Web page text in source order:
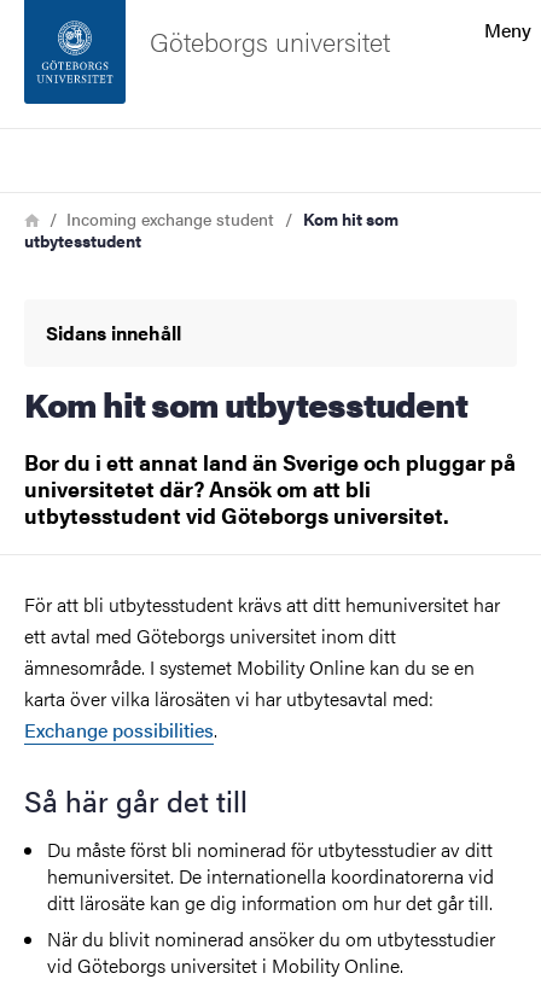
Sidfoten
Om webbplatsen
Meny
Göteborgs universitet
Länkstig
HemIncoming exchange student
Kom hit som
utbytesstudent
Sidans innehåll
Kom hit som utbytesstudent
Bor du i ett annat land än Sverige och pluggar på
universitetet där? Ansök om att bli
utbytesstudent vid Göteborgs universitet.
För att bli utbytesstudent krävs att ditt hemuniversitet har
ett avtal med Göteborgs universitet inom ditt
ämnesområde. I systemet Mobility Online kan du se en
karta över vilka lärosäten vi har utbytesavtal med:
Exchange possibilities.
Så här går det till
Du måste först bli nominerad för utbytesstudier av ditt
hemuniversitet. De internationella koordinatorerna vid
ditt lärosäte kan ge dig information om hur det går till.
När du blivit nominerad ansöker du om utbytesstudier
vid Göteborgs universitet i Mobility Online.